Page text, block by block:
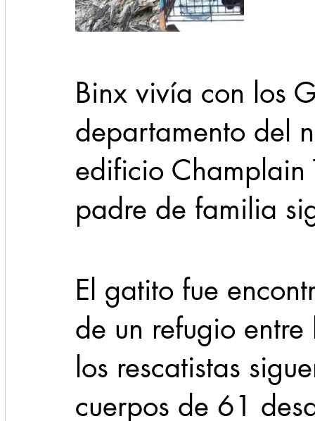
Binx vivía con los
departamento del
edificio Champlain
padre de familia
El gatito fue
de un refugio
los rescatistas
cuerpos de 61